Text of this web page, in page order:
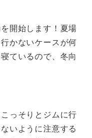
開始します！夏場
かないケースが何
ているので、冬向
っそりとジムに行
いように注意する